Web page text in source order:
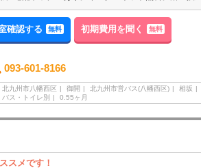
確認する 無料 初期費用を聞く 無料
093-601-8166
北九州市八幡西区 御開 北九州市営バス(八幡西区) 相坂
バス・トイレ別
0.55ヶ月
スメです！